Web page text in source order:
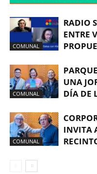
COMUNAL
RADIO
ENTRE
COMUNAL
UNA
DÍA DE
COMUNAL
INVITA